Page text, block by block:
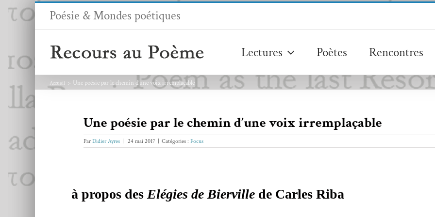
Passer
Poésie & Mondes poétiques
Lectures Poètes Rencontres
Accueil Une poésie par le chemin d’une voix irremplaçable
Une poésie par le chemin d’une voix irremplaçable
ParDidier Ayres 24 mai 2017 Catégories : Focus
à propos des Elégies de Bierville de Carles Riba